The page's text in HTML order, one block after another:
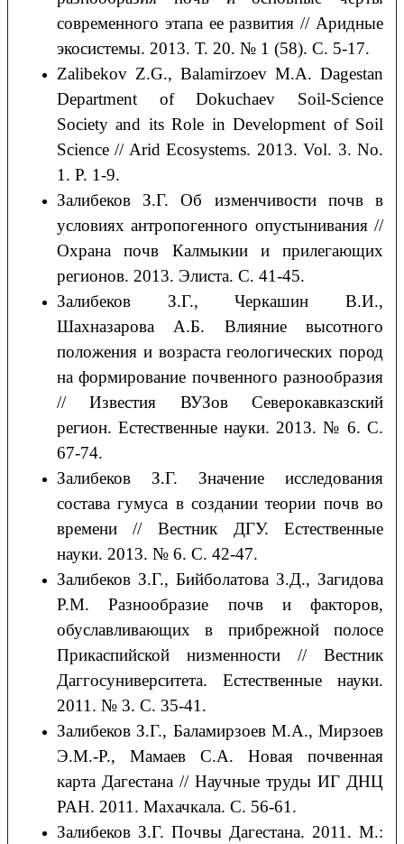
современного этапа ее развития // Аридные
экосистемы. 2013. Т. 20. № 1 (58). С. 5-17.
Zalibekov Z.G., Balamirzoev M.A. Dagestan
Department of Dokuchaev Soil-Science
Society and its Role in Development of Soil
Science // Arid Ecosystems. 2013. Vol. 3. No.
1. P. 1-9.
Залибеков З.Г. Об изменчивости почв в
условиях антропогенного опустынивания //
Охрана почв Калмыкии и прилегающих
регионов. 2013. Элиста. С. 41-45.
Залибеков З.Г., Черкашин В.И.,
Шахназарова А.Б. Влияние высотного
положения и возраста геологических пород
на формирование почвенного разнообразия
// Известия ВУЗов Северокавказский
регион. Естественные науки. 2013. № 6. С.
67-74.
Залибеков З.Г. Значение исследования
состава гумуса в создании теории почв во
времени // Вестник ДГУ. Естественные
науки. 2013. № 6. С. 42-47.
Залибеков З.Г., Бийболатова З.Д., Загидова
Р.М. Разнообразие почв и факторов,
обуславливающих в прибрежной полосе
Прикаспийской низменности // Вестник
Даггосуниверситета. Естественные науки.
2011. № 3. С. 35-41.
Залибеков З.Г., Баламирзоев М.А., Мирзоев
Э.М.-Р., Мамаев С.А. Новая почвенная
карта Дагестана // Научные труды ИГ ДНЦ
РАН. 2011. Махачкала. С. 56-61.
Залибеков З.Г. Почвы Дагестана. 2011. М.: